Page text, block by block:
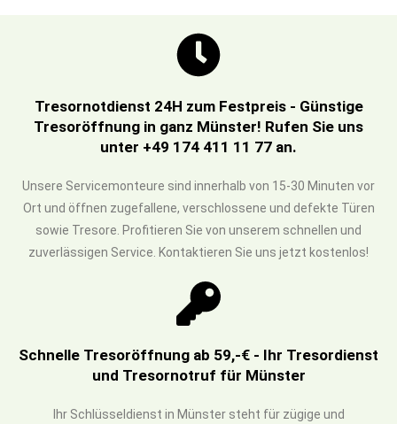
Tresornotdienst 24H zum Festpreis - Günstige
Tresoröffnung in ganz Münster! Rufen Sie uns
unter +49 174 411 11 77 an.
Unsere Servicemonteure sind innerhalb von 15-30 Minuten vor
Ort und öffnen zugefallene, verschlossene und defekte Türen
sowie Tresore. Profitieren Sie von unserem schnellen und
zuverlässigen Service. Kontaktieren Sie uns jetzt kostenlos!
Schnelle Tresoröffnung ab 59,-€ - Ihr Tresordienst
und Tresornotruf für Münster
Ihr Schlüsseldienst in Münster steht für zügige und